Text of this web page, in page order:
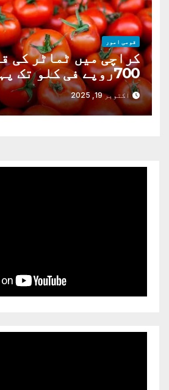
قومی امور
کراچی میں ٹماٹر کی
700روپے فی کلو تک پہنچ گئی
اکتوبر 19, 2025